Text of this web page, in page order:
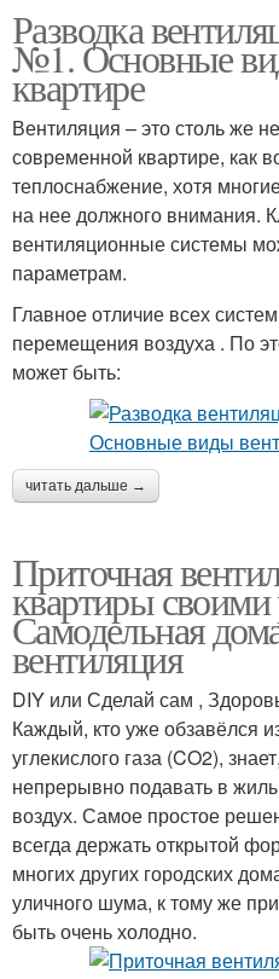
Разводка
№1. Основные
квартире
Вентиляция – это столь же
современной квартире, как
теплоснабжение, хотя
на нее должного внимания.
вентиляционные системы
параметрам.
Главное отличие всех
перемещения воздуха . По
может быть:
читать дальше →
Приточная
квартиры
Самодельная
вентиляция
DIY или Сделай сам ,
Каждый, кто уже обзавёлся
углекислого газа (CO2),
непрерывно подавать в
воздух. Самое простое
всегда держать открытой
многих других городских
уличного шума, к тому же
быть очень холодно.